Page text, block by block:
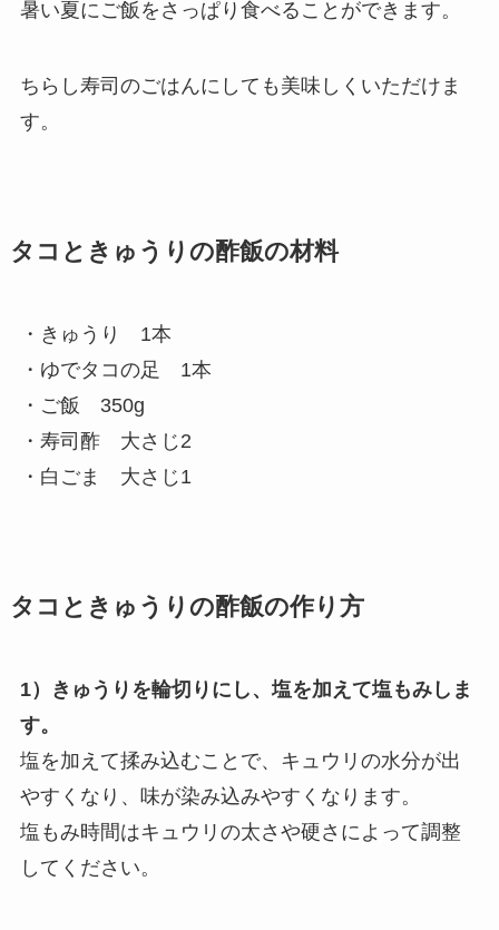
暑い夏にご飯をさっぱり食べることができます。
ちらし寿司のごはんにしても美味しくいただけま
す。
タコときゅうりの酢飯の材料
・きゅうり 1本
・ゆでタコの足 1本
・ご飯 350g
・寿司酢 大さじ2
・白ごま 大さじ1
タコときゅうりの酢飯の作り方
1）きゅうりを輪切りにし、塩を加えて塩もみしま
す。
塩を加えて揉み込むことで、キュウリの水分が出
やすくなり、味が染み込みやすくなります。
塩もみ時間はキュウリの太さや硬さによって調整
してください。